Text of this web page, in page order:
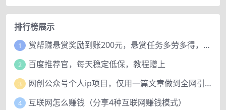
排行榜展示
1 赏帮赚悬赏奖励到账200元，悬赏任务多劳多得，人人可做。
2 百度推荐官，每天稳定低保，教程赠上
3 网创公众号个人ip项目，仅用一篇文章做到全网引流！
4 互联网怎么赚钱（分享4种互联网赚钱模式）